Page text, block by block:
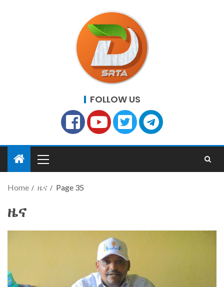
FOLLOW US
Home ዜና Page 35
ዜና